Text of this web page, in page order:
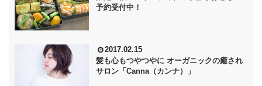
予約受付中！
2017.02.15
髪も心もつやつやに オーガニックの癒され
サロン「Canna（カンナ）」